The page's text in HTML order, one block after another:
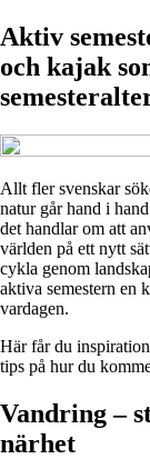
Aktiv
och kajak
Allt fler svenskar
natur går hand i
det handlar om att
världen på ett nytt
cykla genom
aktiva semestern en
vardagen.
Här får du
tips på hur du
Vandring –
närhet